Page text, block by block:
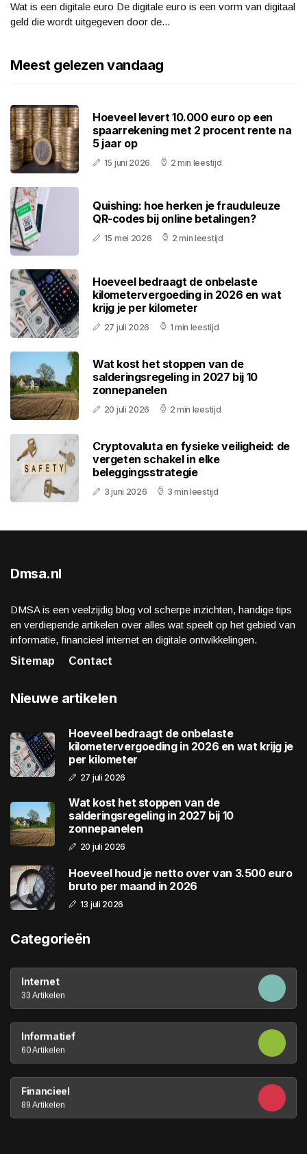
Wat is een digitale euro De digitale euro is een vorm van digitaal
geld die wordt uitgegeven door de...
Meest gelezen vandaag
Hoeveel levert 10.000 euro op een
spaarrekening met 2 procent rente na
5 jaar op
15 juni 2026 2 min leestijd
Quishing: hoe herken je frauduleuze
QR-codes bij online betalingen?
15 mei 2026 2 min leestijd
Hoeveel bedraagt de onbelaste
kilometervergoeding in 2026 en wat
krijg je per kilometer
27 juli 2026 1 min leestijd
Wat kost het stoppen van de
salderingsregeling in 2027 bij 10
zonnepanelen
20 juli 2026 2 min leestijd
Cryptovaluta en fysieke veiligheid: de
vergeten schakel in elke
beleggingsstrategie
3 juni 2026 3 min leestijd
Dmsa.nl
DMSA is een veelzijdig blog vol scherpe inzichten, handige tips
en verdiepende artikelen over alles wat speelt op het gebied van
informatie, financieel internet en digitale ontwikkelingen.
Sitemap
Contact
Nieuwe artikelen
Hoeveel bedraagt de onbelaste
kilometervergoeding in 2026 en wat krijg je
per kilometer
27 juli 2026
Wat kost het stoppen van de
salderingsregeling in 2027 bij 10
zonnepanelen
20 juli 2026
Hoeveel houd je netto over van 3.500 euro
bruto per maand in 2026
13 juli 2026
Categorieën
Internet
33 Artikelen
Informatief
60 Artikelen
Financieel
89 Artikelen